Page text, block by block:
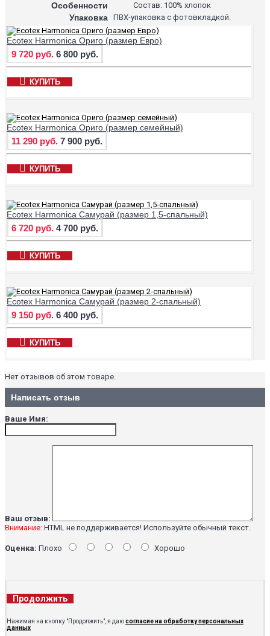
Особенности Состав: 100% хлопок
Упаковка ПВХ-упаковка с фотовкладкой.
Ecotex Harmonica Ориго (размер Евро)
9 720 руб. 6 800 руб.
КУПИТЬ
Ecotex Harmonica Ориго (размер семейный)
11 290 руб. 7 900 руб.
КУПИТЬ
Ecotex Harmonica Самурай (размер 1,5-спальный)
6 720 руб. 4 700 руб.
КУПИТЬ
Ecotex Harmonica Самурай (размер 2-спальный)
9 150 руб. 6 400 руб.
КУПИТЬ
Нет отзывов об этом товаре.
Написать отзыв
Ваше Имя:
Ваш отзыв:
Внимание: HTML не поддерживается! Используйте обычный текст.
Оценка: Плохо Хорошо
Продолжить
Нажимая на кнопку "Продолжить", я даюсогласие на обработку персональных
данных